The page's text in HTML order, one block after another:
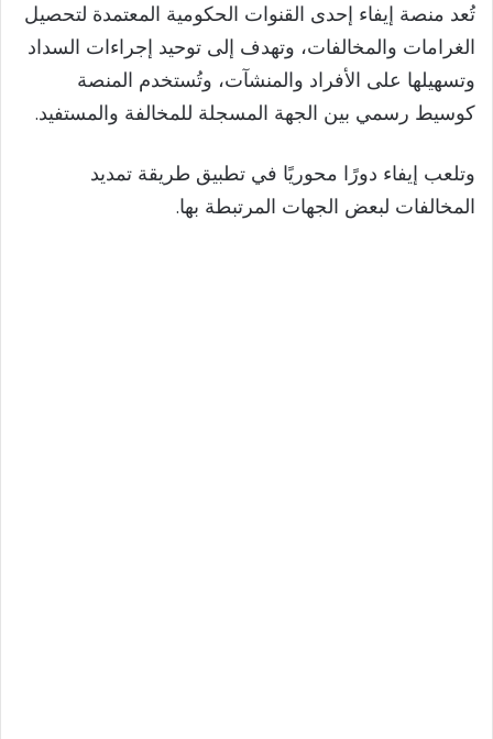
تُعد منصة إيفاء إحدى القنوات الحكومية المعتمدة لتحصيل
الغرامات والمخالفات، وتهدف إلى توحيد إجراءات السداد
وتسهيلها على الأفراد والمنشآت، وتُستخدم المنصة
كوسيط رسمي بين الجهة المسجلة للمخالفة والمستفيد.
وتلعب إيفاء دورًا محوريًا في تطبيق طريقة تمديد
المخالفات لبعض الجهات المرتبطة بها.